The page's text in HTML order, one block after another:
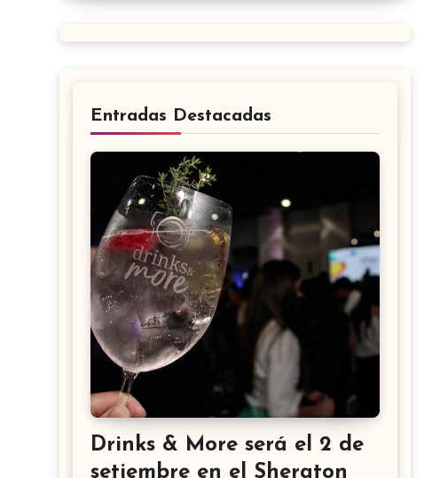
Entradas Destacadas
Drinks & More será el 2 de
setiembre en el Sheraton